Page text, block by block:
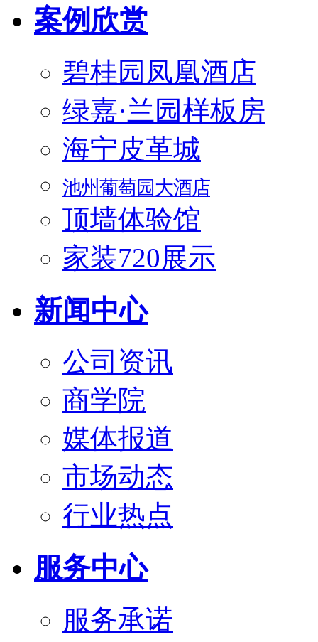
案例欣赏
碧桂园凤凰酒店
绿嘉·兰园样板房
海宁皮革城
池州葡萄园大酒店
顶墙体验馆
家装720展示
新闻中心
公司资讯
商学院
媒体报道
市场动态
行业热点
服务中心
服务承诺